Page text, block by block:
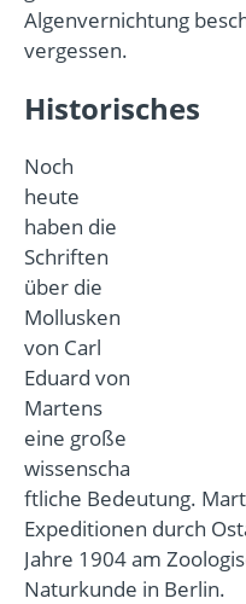
Algenvernichtung
vergessen.
Historisches
Noch
heute
haben die
Schriften
über die
Mollusken
von Carl
Eduard von
Martens
eine große
wissenscha
ftliche Bedeutung.
Expeditionen durch
Jahre 1904 am
Naturkunde in Berlin.